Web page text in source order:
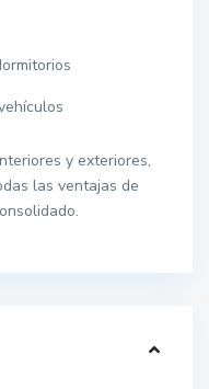
y exteriores,
las ventajas de